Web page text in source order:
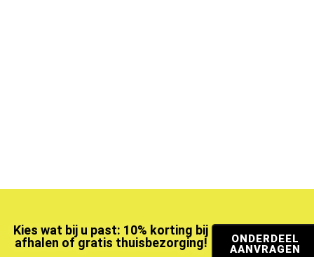
Kies wat bij u past: 10% korting bij
afhalen of gratis thuisbezorging!
ONDERDEEL
AANVRAGEN